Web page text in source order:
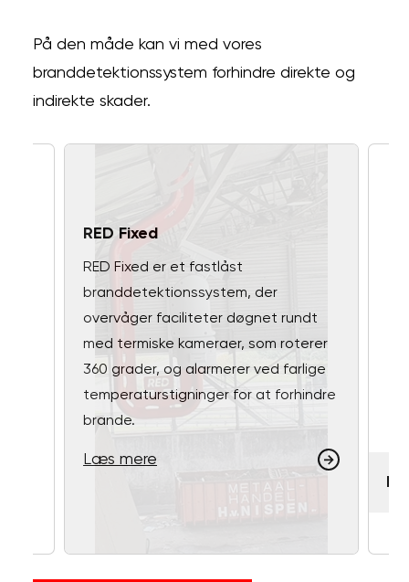
På den måde kan vi med vores
branddetektionssystem forhindre direkte og
indirekte skader.
RED Fixed
RED Fixed er et fastlåst
branddetektionssystem, der
overvåger faciliteter døgnet rundt
med termiske kameraer, som roterer
360 grader, og alarmerer ved farlige
temperaturstigninger for at forhindre
brande.
Læs mere